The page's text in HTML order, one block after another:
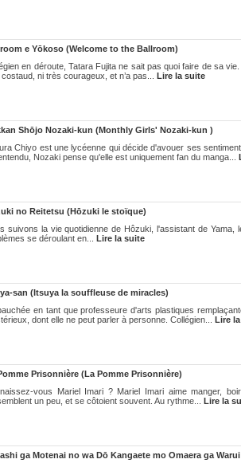
e Yōkoso (Welcome to the Ballroom)
en déroute, Tatara Fujita ne sait pas quoi faire de sa
ni très courageux, et n’a pas... Lire la suite
Shōjo Nozaki-kun (Monthly Girls' Nozaki-kun )
Chiyo est une lycéenne qui décide d'avouer ses
Nozaki pense qu'elle est uniquement fan du manga...
no Reitetsu (Hōzuki le stoïque)
suivons la vie quotidienne de Hôzuki, l'assistant de
se déroulant en... Lire la suite
san (Itsuya la souffleuse de miracles)
en tant que professeure d'arts plastiques
dont elle ne peut parler à personne. Collégien... Lire
Prisonnière (La Pomme Prisonnière)
vous Mariel Imari ? Mariel Imari aime manger,
un peu, et se côtoient souvent. Au rythme... Lire la
ga Motenai no wa Dō Kangaete mo Omaera ga